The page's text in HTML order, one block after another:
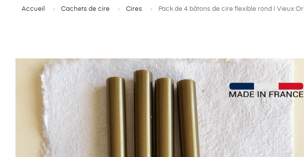
Accueil Cachets de cire Cires Pack de 4 bâtons de cire flexible rond | Vieux Or